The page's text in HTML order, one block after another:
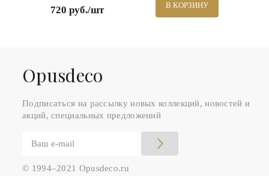
720 руб./шт В КОРЗИНУ
Оpusdeco
Подписаться на рассылку новых коллекций, новостей и
акций, специальных предложений
© 1994–2021 Opusdeco.ru